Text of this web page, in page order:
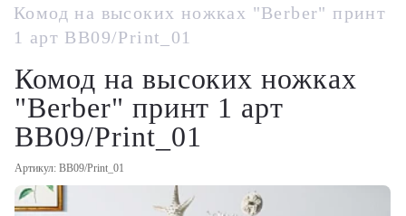
Комод на высоких ножках "Berber" принт
1 арт BB09/Print_01
Комод на высоких ножках
"Berber" принт 1 арт
BB09/Print_01
Артикул: BB09/Print_01